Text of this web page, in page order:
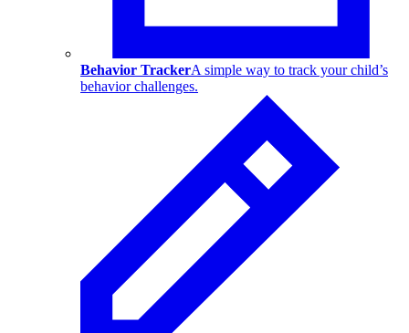
Behavior TrackerA simple way to track your child’s
behavior challenges.